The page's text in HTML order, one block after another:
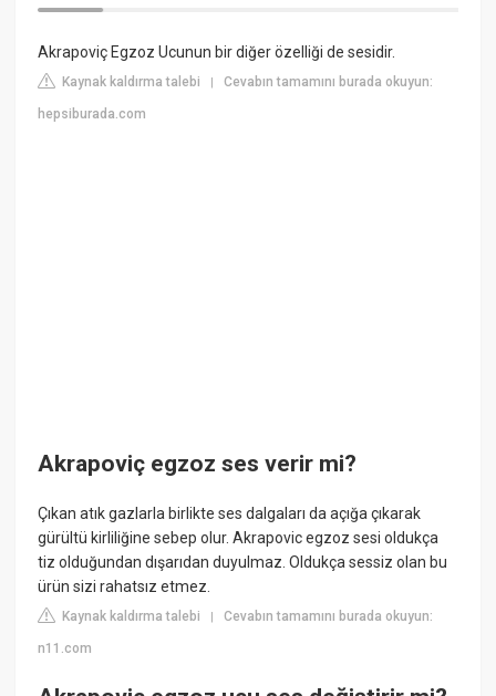
Akrapoviç Egzoz Ucunun bir diğer özelliği de sesidir.
Kaynak kaldırma talebi |Cevabın tamamını burada okuyun:
hepsiburada.com
Akrapoviç egzoz ses verir mi?
Çıkan atık gazlarla birlikte ses dalgaları da açığa çıkarak
gürültü kirliliğine sebep olur. Akrapovic egzoz sesi oldukça
tiz olduğundan dışarıdan duyulmaz. Oldukça sessiz olan bu
ürün sizi rahatsız etmez.
Kaynak kaldırma talebi |Cevabın tamamını burada okuyun:
n11.com